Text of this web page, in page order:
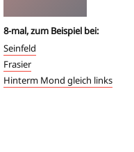
8-mal, zum Beispiel bei:
Seinfeld
Frasier
Hinterm Mond gleich links